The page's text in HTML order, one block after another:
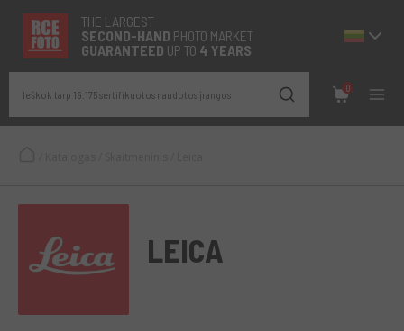
THE LARGEST
SECOND-HAND PHOTO MARKET
GUARANTEED UP TO 4 YEARS
Ieškok tarp 19.175 sertifikuotos naudotos įrangos
0
LEICA